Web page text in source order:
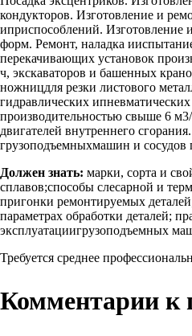
кондукторов. Изготовление и
иприспособлений. Изготовление
форм. Ремонт, наладка
перекачивающих установок
ч, экскаваторов и башенных
ножницдля резки листового
гидравлических
производительностью свыше 6
двигателей внутреннего
грузоподъемныхмашин и сосудов
Должен знать: марки, сорта и
сплавов;способы слесарной и
пригонки ремонтируемых
параметрах обработки деталей;
эксплуатациигрузоподъемных
Требуется среднее
Комментарии к